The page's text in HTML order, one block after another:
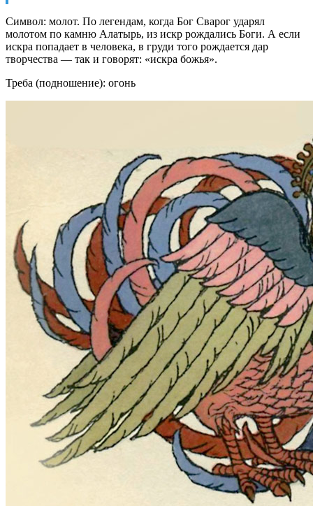
Символ: молот. По легендам, когда Бог Сварог ударял
молотом по камню Алатырь, из искр рождались Боги. А если
искра попадает в человека, в груди того рождается дар
творчества — так и говорят: «искра божья».
Треба (подношение): огонь